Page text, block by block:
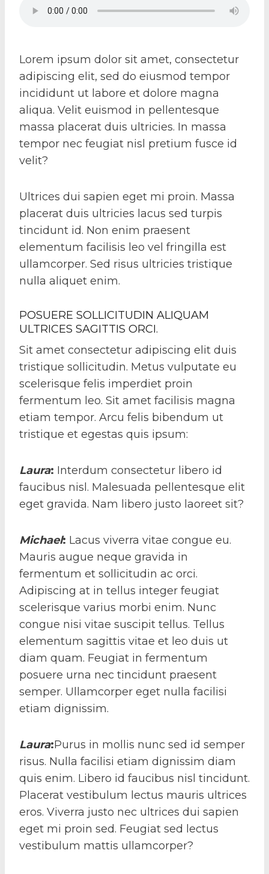
Lorem ipsum dolor sit amet, consectetur
adipiscing elit, sed do eiusmod tempor
incididunt ut labore et dolore magna
aliqua. Velit euismod in pellentesque
massa placerat duis ultricies. In massa
tempor nec feugiat nisl pretium fusce id
velit?
Ultrices dui sapien eget mi proin. Massa
placerat duis ultricies lacus sed turpis
tincidunt id. Non enim praesent
elementum facilisis leo vel fringilla est
ullamcorper. Sed risus ultricies tristique
nulla aliquet enim.
POSUERE SOLLICITUDIN ALIQUAM
ULTRICES SAGITTIS ORCI.
Sit amet consectetur adipiscing elit duis
tristique sollicitudin. Metus vulputate eu
scelerisque felis imperdiet proin
fermentum leo. Sit amet facilisis magna
etiam tempor. Arcu felis bibendum ut
tristique et egestas quis ipsum:
Laura: Interdum consectetur libero id
faucibus nisl. Malesuada pellentesque elit
eget gravida. Nam libero justo laoreet sit?
Michael: Lacus viverra vitae congue eu.
Mauris augue neque gravida in
fermentum et sollicitudin ac orci.
Adipiscing at in tellus integer feugiat
scelerisque varius morbi enim. Nunc
congue nisi vitae suscipit tellus. Tellus
elementum sagittis vitae et leo duis ut
diam quam. Feugiat in fermentum
posuere urna nec tincidunt praesent
semper. Ullamcorper eget nulla facilisi
etiam dignissim.
Laura:Purus in mollis nunc sed id semper
risus. Nulla facilisi etiam dignissim diam
quis enim. Libero id faucibus nisl tincidunt.
Placerat vestibulum lectus mauris ultrices
eros. Viverra justo nec ultrices dui sapien
eget mi proin sed. Feugiat sed lectus
vestibulum mattis ullamcorper?